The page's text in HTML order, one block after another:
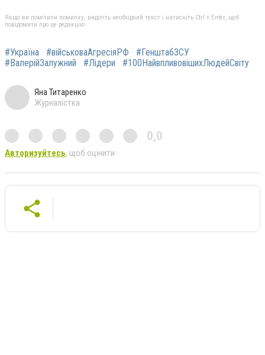
Якщо ви помітили помилку, виділіть необхідний текст і натисніть Ctrl + Enter, щоб
повідомити про це редакцію
#Україна #військоваАгресіяРФ
#ГенштабЗСУ
#ВалерійЗалужний
#Лідери #100НайвпливовішихЛюдейСвіту
Яна Титаренко
Журналістка
0,0
Авторизуйтесь, щоб оцінити